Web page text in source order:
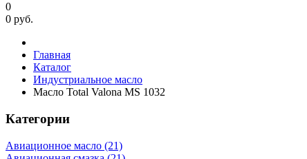
0
0 руб.
Главная
Каталог
Индустриальное масло
Масло Total Valona MS 1032
Категории
Авиационное масло (21)